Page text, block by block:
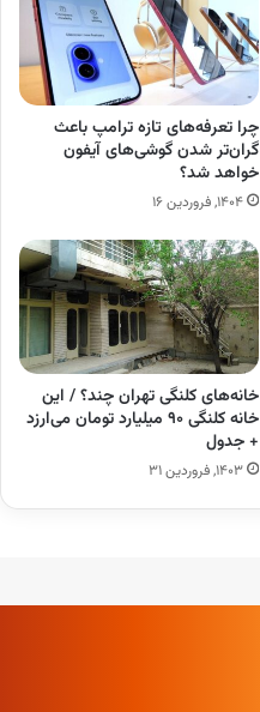
چرا تعرفه‌های تازه ترامپ باعث
گران‌تر شدن گوشی‌های آیفون‌
خواهد شد؟
۱۴۰۴, فروردین ۱۶
خانه‌های کلنگی تهران چند؟ / این
خانه کلنگی ۹۰ میلیارد تومان می‌ارزد
+ جدول
۱۴۰۳, فروردین ۳۱